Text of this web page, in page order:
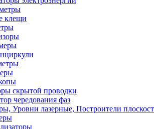
клещи
скрытой проводки
чередования фаз
Уровни лазерные, Построители